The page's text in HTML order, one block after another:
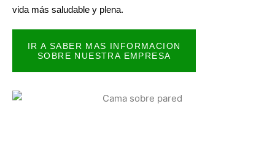
vida más saludable y plena.
IR A SABER MAS INFORMACION
SOBRE NUESTRA EMPRESA